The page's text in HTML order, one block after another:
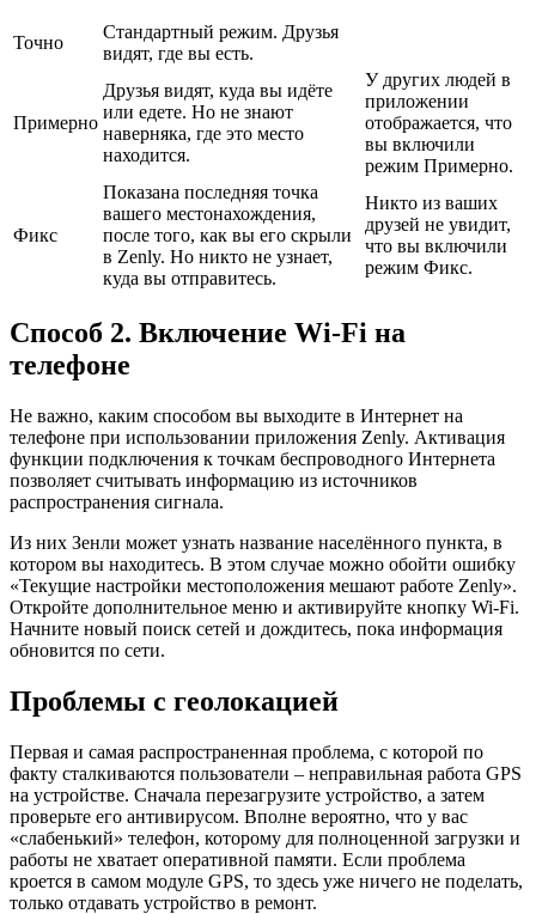
Точно
Стандартный режим. Друзья
видят, где вы есть.
Примерно
Друзья видят, куда вы идёте
или едете. Но не знают
наверняка, где это место
находится.
У других людей в
приложении
отображается, что
вы включили
режим Примерно.
Фикс
Показана последняя точка
вашего местонахождения,
после того, как вы его скрыли
в Zenly. Но никто не узнает,
куда вы отправитесь.
Никто из ваших
друзей не увидит,
что вы включили
режим Фикс.
Способ 2. Включение Wi-Fi на
телефоне
Не важно, каким способом вы выходите в Интернет на
телефоне при использовании приложения Zenly. Активация
функции подключения к точкам беспроводного Интернета
позволяет считывать информацию из источников
распространения сигнала.
Из них Зенли может узнать название населённого пункта, в
котором вы находитесь. В этом случае можно обойти ошибку
«Текущие настройки местоположения мешают работе Zenly».
Откройте дополнительное меню и активируйте кнопку Wi-Fi.
Начните новый поиск сетей и дождитесь, пока информация
обновится по сети.
Проблемы с геолокацией
Первая и самая распространенная проблема, с которой по
факту сталкиваются пользователи – неправильная работа GPS
на устройстве. Сначала перезагрузите устройство, а затем
проверьте его антивирусом. Вполне вероятно, что у вас
«слабенький» телефон, которому для полноценной загрузки и
работы не хватает оперативной памяти. Если проблема
кроется в самом модуле GPS, то здесь уже ничего не поделать,
только отдавать устройство в ремонт.